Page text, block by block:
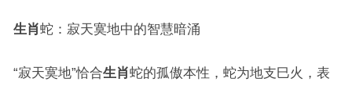
生肖蛇：寂天寞地中的智慧暗涌
“寂天寞地”恰合生肖蛇的孤傲本性，蛇为地支巳火，表